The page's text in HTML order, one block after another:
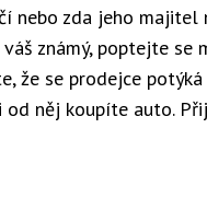
nebo zda jeho
známý, poptejte se
že se prodejce
od něj koupíte auto.